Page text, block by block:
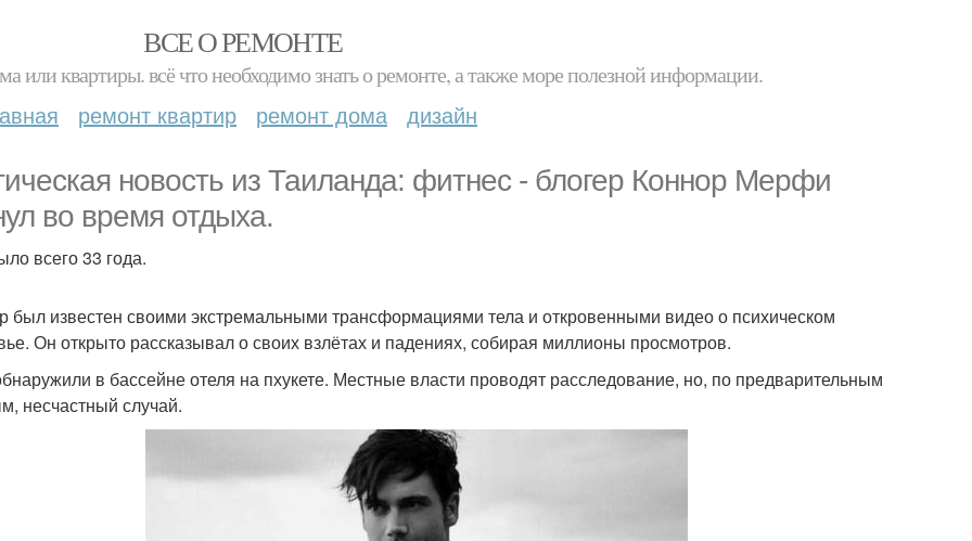
ВСЕ О РЕМОНТЕ
или квартиры. всё что необходимо знать о ремонте, а также море полезной информации.
ремонт квартир ремонт дома дизайн
новость из Таиланда: фитнес - блогер Коннор Мерфи
во время отдыха.
всего 33 года.
был известен своими экстремальными трансформациями тела и откровенными видео о психическом
Он открыто рассказывал о своих взлётах и падениях, собирая миллионы просмотров.
в бассейне отеля на пхукете. Местные власти проводят расследование, но, по предварительным
несчастный случай.